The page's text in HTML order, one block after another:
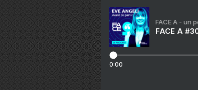
FACE A - un
FACE A
0:00